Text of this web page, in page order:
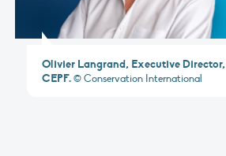
Olivier Langrand, Executive Director,
CEPF.© Conservation International